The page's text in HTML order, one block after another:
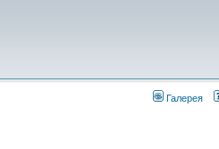
Галерея